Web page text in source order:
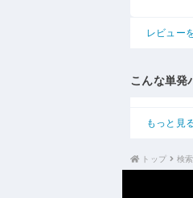
レビュー
こんな単発
もっと見
トップ 検